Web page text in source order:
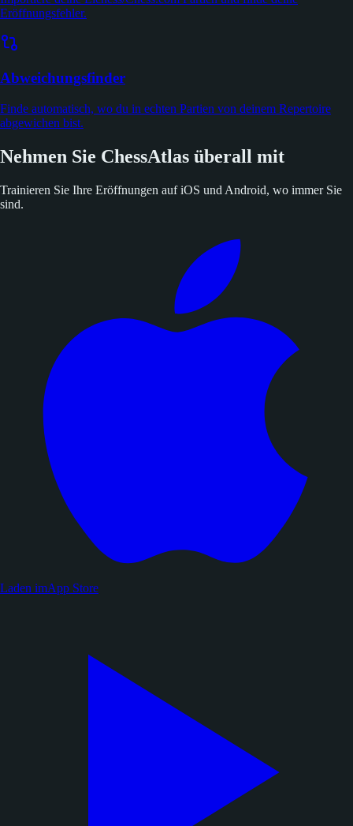
Eröffnungsfehler.
Abweichungsfinder
Finde automatisch, wo du in echten Partien von deinem Repertoire
abgewichen bist.
Nehmen Sie ChessAtlas überall mit
Trainieren Sie Ihre Eröffnungen auf iOS und Android, wo immer Sie
sind.
Laden imApp Store